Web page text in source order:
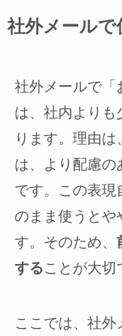
社外メールで
社外メールで「
は、社内よりも
ります。理由
は、より配慮の
です。この表現
のまま使うとや
す。そのため、
することが大切
ここでは、社外